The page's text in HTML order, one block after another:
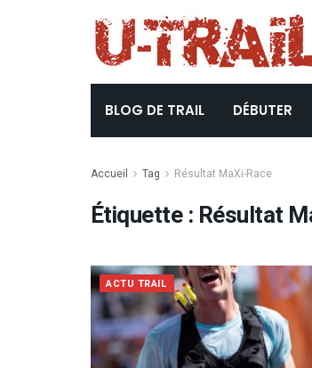
BLOG DE TRAIL DÉBUTER
Accueil Tag Résultat MaXi-Race
Étiquette : Résultat
ACTU TRAIL